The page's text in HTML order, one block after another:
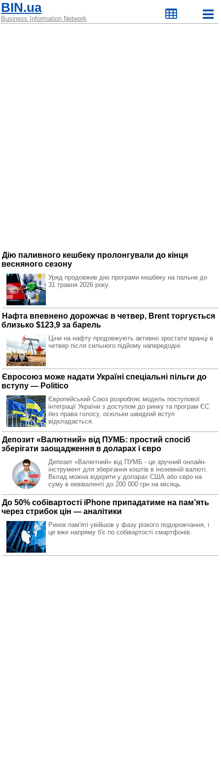
BIN.ua
Business Information Network
Дію паливного кешбеку пролонгували до кінця
весняного сезону
Уряд продовжив дію програми кешбеку на пальне до
31 травня 2026 року.
Нафта впевнено дорожчає в четвер, Brent торгується
близько $123,9 за барель
Ціни на нафту продовжують активно зростати вранці в
четвер після сильного підйому напередодні.
Євросоюз може надати Україні спеціальні пільги до
вступу — Politico
Європейський Союз розробляє модель поступової
інтеграції України з доступом до ринку та програм ЄС
без права голосу, оскільки швидкий вступ
відкладається.
Депозит «Валютний» від ПУМБ: простий спосіб
зберігати заощадження в доларах і євро
Депозит «Валютний» від ПУМБ - це зручний онлайн-
інструмент для зберігання коштів в іноземній валюті.
Вклад можна відкрити у доларах США або євро на
суму в еквіваленті до 200 000 грн на місяць.
До 50% собівартості iPhone припадатиме на пам’ять
через стрибок цін — аналітики
Ринок пам'яті увійшов у фазу різкого подорожчання, і
це вже напряму б'є по собівартості смартфонів.